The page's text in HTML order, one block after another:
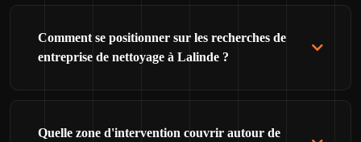
Comment se positionner sur les recherches de
entreprise de nettoyage à Lalinde ?
Quelle zone d'intervention couvrir autour de